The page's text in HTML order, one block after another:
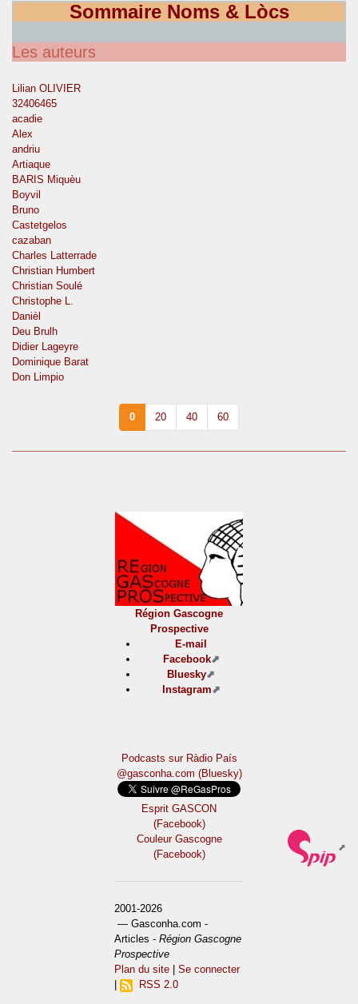
Sommaire Noms & Lòcs
Les auteurs
Lilian OLIVIER
32406465
acadie
Alex
andriu
Artiaque
BARIS Miquèu
Boyvil
Bruno
Castetgelos
cazaban
Charles Latterrade
Christian Humbert
Christian Soulé
Christophe L.
Danièl
Deu Brulh
Didier Lageyre
Dominique Barat
Don Limpio
0 20 40 60
Région Gascogne
Prospective
E-mail
Facebook
Bluesky
Instagram
Podcasts sur Ràdio País
@gasconha.com (Bluesky)
Esprit GASCON
(Facebook)
Couleur Gascogne
(Facebook)
2001-2026
— Gasconha.com -
Articles -Région Gascogne
Prospective
Plan du site |Se connecter
|
RSS 2.0